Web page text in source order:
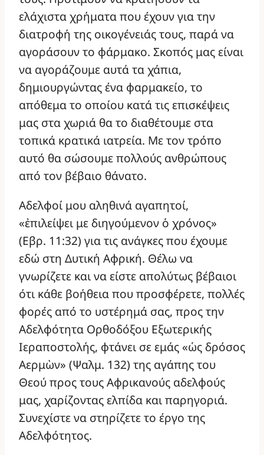
ελάχιστα χρήματα που έχουν για την
διατροφή της οικογένειάς τους, παρά να
αγοράσουν το φάρμακο. Σκοπός μας είναι
να αγοράζουμε αυτά τα χάπια,
δημιουργώντας ένα φαρμακείο, το
απόθεμα το οποίου κατά τις επισκέψεις
μας στα χωριά θα το διαθέτουμε στα
τοπικά κρατικά ιατρεία. Με τον τρόπο
αυτό θα σώσουμε πολλούς ανθρώπους
από τον βέβαιο θάνατο.
Αδελφοί μου αληθινά αγαπητοί,
«ἐπιλείψει με διηγούμενον ὁ χρόνος»
(Εβρ. 11:32) για τις ανάγκες που έχουμε
εδώ στη Δυτική Αφρική. Θέλω να
γνωρίζετε και να είστε απολύτως βέβαιοι
ότι κάθε βοήθεια που προσφέρετε, πολλές
φορές από το υστέρημά σας, προς την
Αδελφότητα Ορθοδόξου Εξωτερικής
Ιεραποστολής, φτάνει σε εμάς «ὡς δρόσος
Αερμὼν» (Ψαλμ. 132) της αγάπης του
Θεού προς τους Αφρικανούς αδελφούς
μας, χαρίζοντας ελπίδα και παρηγοριά.
Συνεχίστε να στηρίζετε το έργο της
Αδελφότητος.